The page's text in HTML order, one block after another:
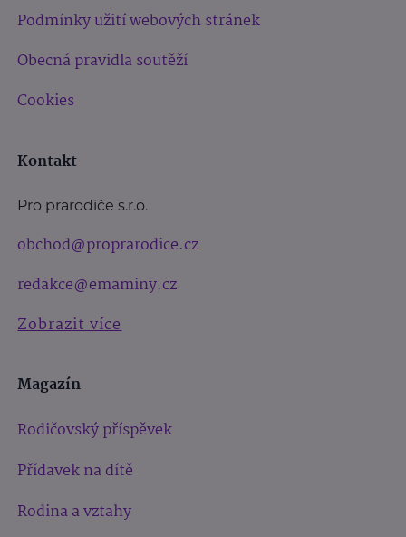
Podmínky užití webových stránek
Obecná pravidla soutěží
Cookies
Kontakt
Pro prarodiče s.r.o.
obchod@proprarodice.cz
redakce@emaminy.cz
Zobrazit více
Magazín
Rodičovský příspěvek
Přídavek na dítě
Rodina a vztahy